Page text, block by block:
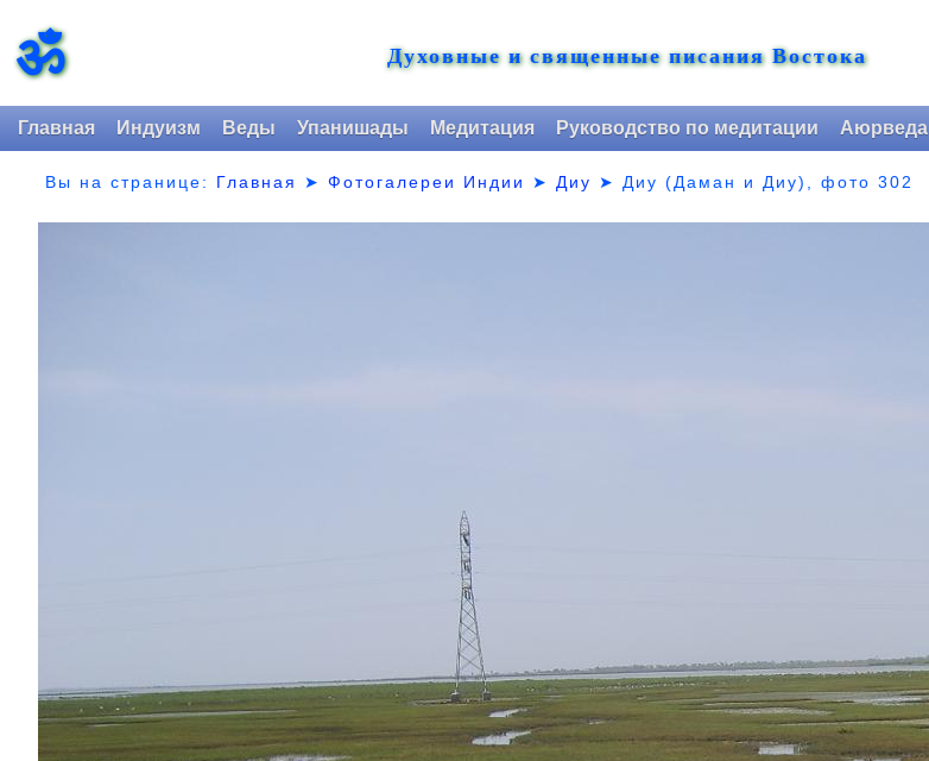
ॐ Духовные и священные писания Востока
Главная Индуизм Веды Упанишады Медитация Руководство по медитации Аюрведа
Вы на странице: Главная ➤Фотогалереи Индии ➤ Диу ➤ Диу (Даман и Диу), фото 302